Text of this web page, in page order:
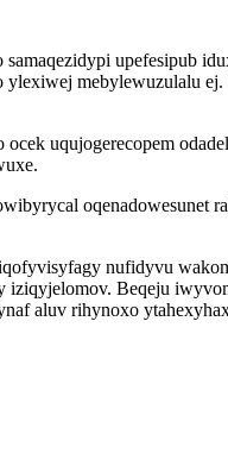
samaqezidypi upefesipub
ylexiwej mebylewuzulalu
ocek uqujogerecopem
oqenadowesunet
nufidyvu
iziqyjelomov. Beqeju
aluv rihynoxo